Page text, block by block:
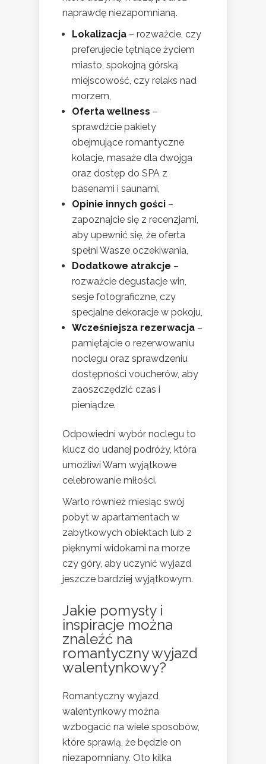
naprawdę niezapomnianą.
Lokalizacja – rozważcie, czy
preferujecie tętniące życiem
miasto, spokojną górską
miejscowość, czy relaks nad
morzem,
Oferta wellness –
sprawdźcie pakiety
obejmujące romantyczne
kolacje, masaże dla dwojga
oraz dostęp do SPA z
basenami i saunami,
Opinie innych gości –
zapoznajcie się z recenzjami,
aby upewnić się, że oferta
spełni Wasze oczekiwania,
Dodatkowe atrakcje –
rozważcie degustacje win,
sesje fotograficzne, czy
specjalne dekoracje w pokoju,
Wcześniejsza rezerwacja –
pamiętajcie o rezerwowaniu
noclegu oraz sprawdzeniu
dostępności voucherów, aby
zaoszczędzić czas i
pieniądze.
Odpowiedni wybór noclegu to
klucz do udanej podróży, która
umożliwi Wam wyjątkowe
celebrowanie miłości.
Warto również miesiąc swój
pobyt w apartamentach w
zabytkowych obiektach lub z
pięknymi widokami na morze
czy góry, aby uczynić wyjazd
jeszcze bardziej wyjątkowym.
Jakie pomysły i
inspiracje można
znaleźć na
romantyczny wyjazd
walentynkowy?
Romantyczny wyjazd
walentynkowy można
wzbogacić na wiele sposobów,
które sprawią, że będzie on
niezapomniany. Oto kilka